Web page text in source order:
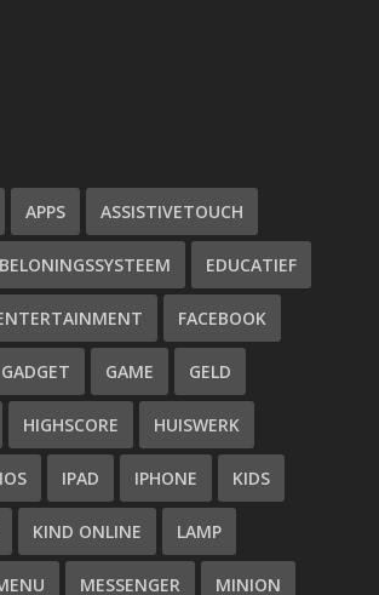
APPS ASSISTIVETOUCH
BELONINGSSYSTEEM EDUCATIEF
FACEBOOK
GADGET GAME GELD
HIGHSCORE HUISWERK
IOS IPAD IPHONE KIDS
KIND ONLINE LAMP
MESSENGER MINION